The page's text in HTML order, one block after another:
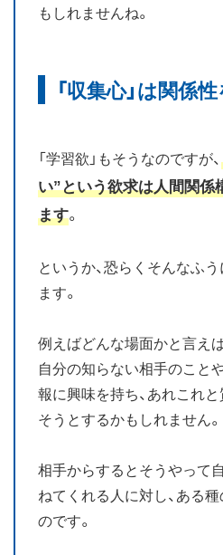
もしれませんね。
「収集心」は関係
「学習欲」もそうなのですが、
い”という欲求は人間関係
ます。
というか、恐らくそんなふ
ます。
例えばどんな場面かと言えば
自分の知らない相手のこと
報に興味を持ち、あれこれ
そうとするかもしれません。
相手からするとそうやって
ねてくれる人に対し、ある
のです。